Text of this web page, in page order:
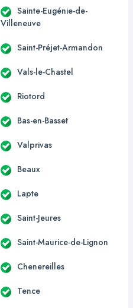
Sainte-Eugénie-de-
Villeneuve
Saint-Préjet-Armandon
Vals-le-Chastel
Riotord
Bas-en-Basset
Valprivas
Beaux
Lapte
Saint-Jeures
Saint-Maurice-de-Lignon
Chenereilles
Tence